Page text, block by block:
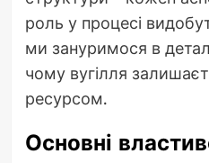
роль у процесі
ми зануримося в
чому вугілля
ресурсом.
Основні